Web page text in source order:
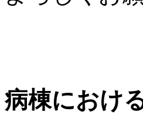
病棟におけ